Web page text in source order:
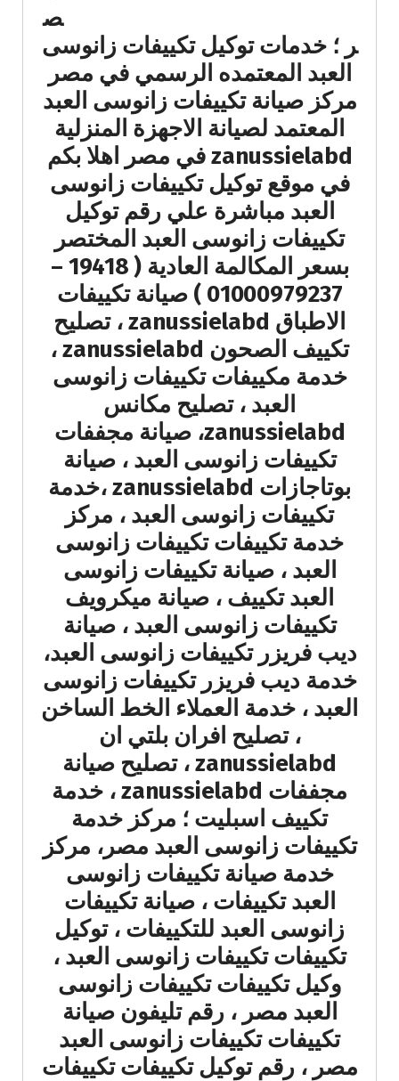
ص
ر ؛ خدمات توكيل تكييفات زانوسى
العبد المعتمده الرسمي في مصر
مركز صيانة تكييفات زانوسى العبد
المعتمد لصيانة الاجهزة المنزلية
zanussielabd في مصر اهلا بكم
في موقع توكيل تكييفات زانوسى
العبد مباشرة علي رقم توكيل
تكييفات زانوسى العبد المختصر
بسعر المكالمة العادية ( 19418 –
01000979237 ) صيانة تكييفات
الاطباق zanussielabd ، تصليح
تكييف الصحون zanussielabd ،
خدمة مكييفات تكييفات زانوسى
العبد ، تصليح مكانس
zanussielabd، صيانة مجففات
تكييفات زانوسى العبد ، صيانة
بوتاجازات zanussielabd ،خدمة
تكييفات زانوسى العبد ، مركز
خدمة تكييفات تكييفات زانوسى
العبد ، صيانة تكييفات زانوسى
العبد تكييف ، صيانة ميكرويف
تكييفات زانوسى العبد ، صيانة
ديب فريزر تكييفات زانوسى العبد،
خدمة ديب فريزر تكييفات زانوسى
العبد ، خدمة العملاء الخط الساخن
، تصليح افران بلتي ان
zanussielabd ، تصليح صيانة
مجففات zanussielabd ، خدمة
تكييف اسبليت ؛ مركز خدمة
تكييفات زانوسى العبد مصر، مركز
خدمة صيانة تكييفات زانوسى
العبد تكييفات ، صيانة تكييفات
زانوسى العبد للتكييفات ، توكيل
تكييفات تكييفات زانوسى العبد ،
وكيل تكييفات تكييفات زانوسى
العبد مصر ، رقم تليفون صيانة
تكييفات تكييفات زانوسى العبد
مصر ، رقم توكيل تكييفات تكييفات